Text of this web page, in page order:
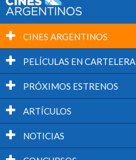
CINES ARGENTINOS
PELÍCULAS EN CARTELERA
PRÓXIMOS ESTRENOS
ARTÍCULOS
NOTICIAS